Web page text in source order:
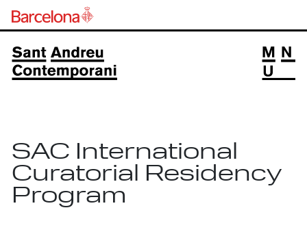
SAC International
Curatorial Residency
Program